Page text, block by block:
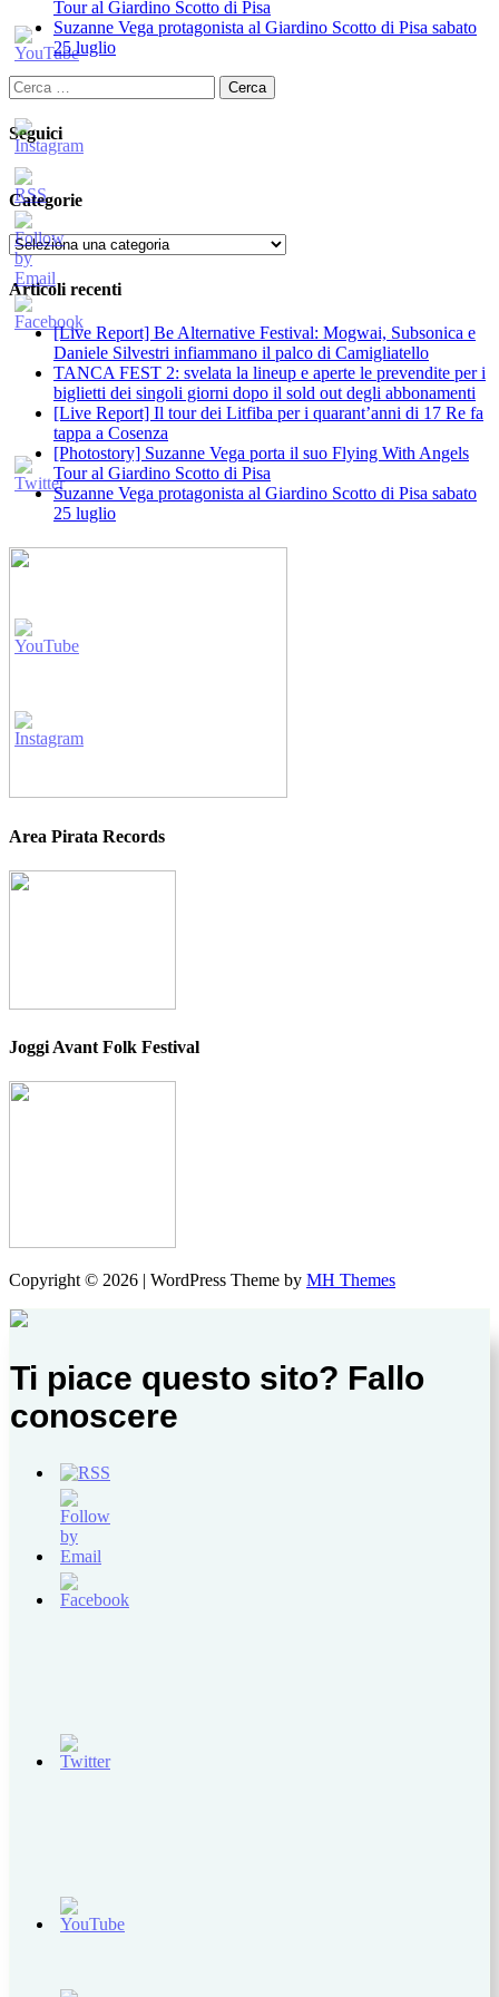
Tour al Giardino Scotto di Pisa
Suzanne Vega protagonista al Giardino Scotto di Pisa sabato
25 luglio
Ricerca
per:
Seguici
Categorie
Categorie
Articoli recenti
[Live Report] Be Alternative Festival: Mogwai, Subsonica e
Daniele Silvestri infiammano il palco di Camigliatello
TANCA FEST 2: svelata la lineup e aperte le prevendite per i
biglietti dei singoli giorni dopo il sold out degli abbonamenti
[Live Report] Il tour dei Litfiba per i quarant’anni di 17 Re fa
tappa a Cosenza
[Photostory] Suzanne Vega porta il suo Flying With Angels
Tour al Giardino Scotto di Pisa
Suzanne Vega protagonista al Giardino Scotto di Pisa sabato
25 luglio
Area Pirata Records
Joggi Avant Folk Festival
Copyright © 2026 | WordPress Theme by MH Themes
Ti piace questo sito? Fallo
conoscere